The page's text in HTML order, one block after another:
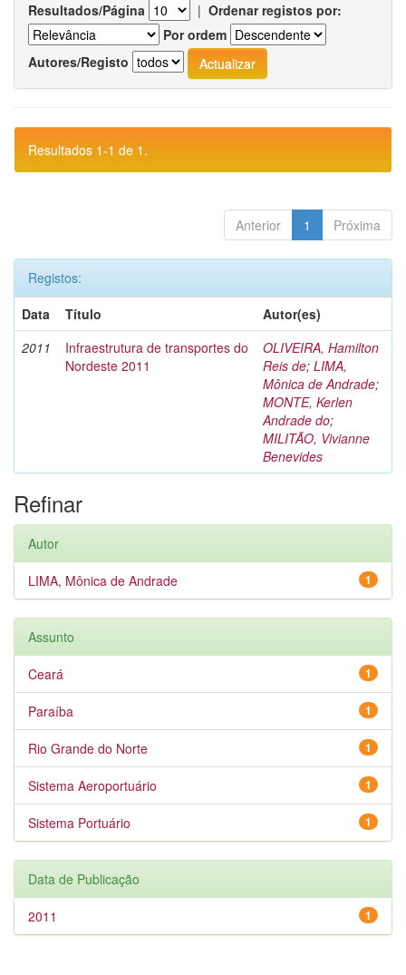
Resultados/Página | Ordenar registos por:
Por ordem
Autores/Registo
Resultados 1-1 de 1.
Anterior 1 Próxima
Registos:
Data
Título
Autor(es)
2011
Infraestrutura de transportes do
Nordeste 2011
OLIVEIRA, Hamilton
Reis de; LIMA,
Mônica de Andrade;
MONTE, Kerlen
Andrade do;
MILITÃO, Vivianne
Benevides
Refinar
Autor
1
LIMA, Mônica de Andrade
Assunto
1
Ceará
1
Paraíba
1
Rio Grande do Norte
1
Sistema Aeroportuário
1
Sistema Portuário
Data de Publicação
1
2011